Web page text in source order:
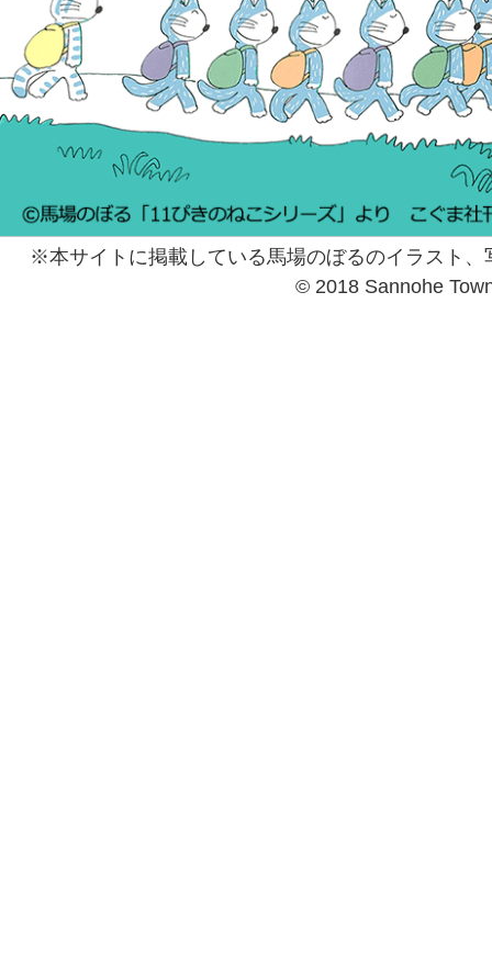
※本サイトに掲載している馬場のぼるのイラスト
© 2018 Sannohe